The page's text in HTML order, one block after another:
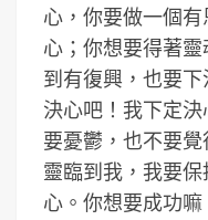
心，你要做一個
心；你想要得著
到有復興，也要
決心吧！我下定
要憂鬱，也不要
靈臨到我，我要
心。你想要成功